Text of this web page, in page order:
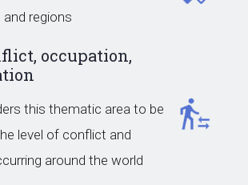
and regions
occupation,
this thematic area to be
the level of conflict and
occurring around the world.